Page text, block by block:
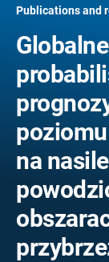
Publications and
Globalne
na